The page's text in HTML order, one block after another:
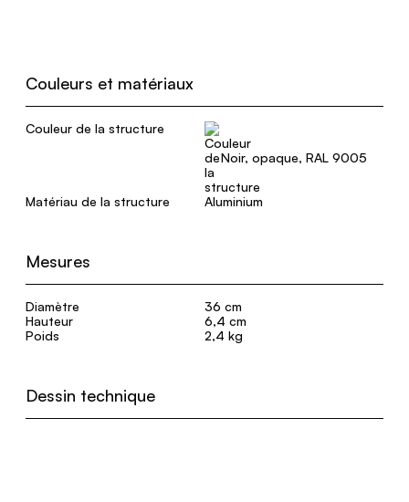
Couleurs et matériaux
Couleur de la structure
Noir, opaque, RAL 9005
Matériau de la structure Aluminium
Mesures
Diamètre
36 cm
Hauteur
6,4 cm
Poids
2,4 kg
Dessin technique